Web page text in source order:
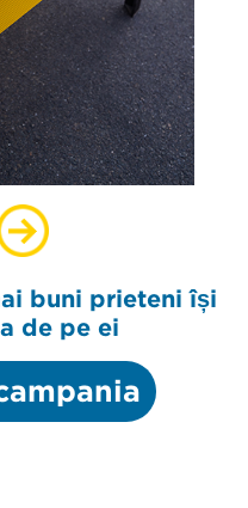
buni prieteni își
de pe ei